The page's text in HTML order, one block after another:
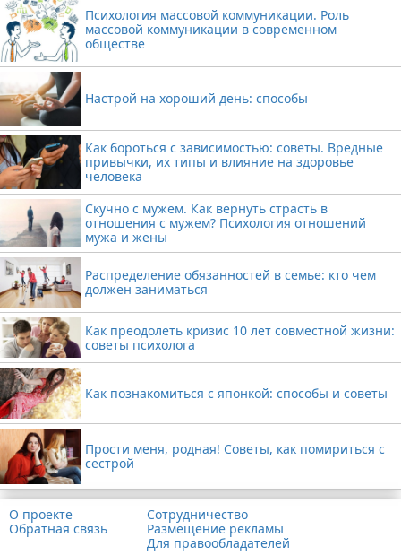
Психология массовой коммуникации. Роль
массовой коммуникации в современном
обществе
Настрой на хороший день: способы
Как бороться с зависимостью: советы. Вредные
привычки, их типы и влияние на здоровье
человека
Скучно с мужем. Как вернуть страсть в
отношения с мужем? Психология отношений
мужа и жены
Распределение обязанностей в семье: кто чем
должен заниматься
Как преодолеть кризис 10 лет совместной жизни:
советы психолога
Как познакомиться с японкой: способы и советы
Прости меня, родная! Советы, как помириться с
сестрой
О проекте
Обратная связь
Сотрудничество
Размещение рекламы
Для правообладателей